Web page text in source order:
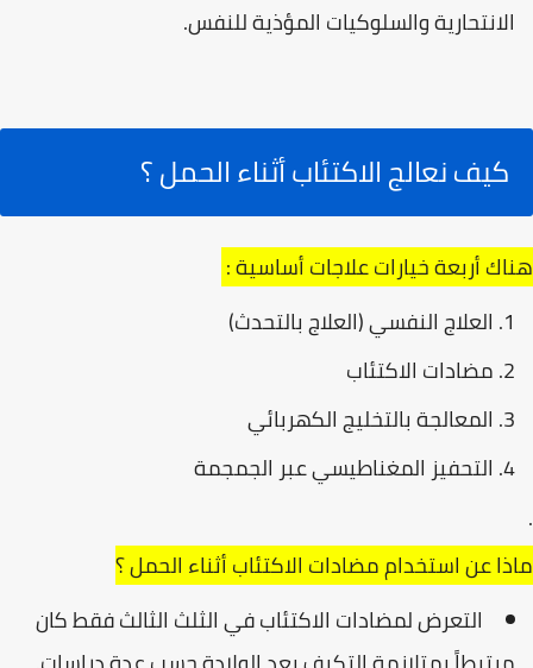
الانتحارية والسلوكيات المؤذية للنفس.
كيف نعالج الاكتئاب أثناء الحمل ؟
هناك أربعة خيارات علاجات أساسية :
العلاج النفسي (العلاج بالتحدث)
مضادات الاكتئاب
المعالجة بالتخليج الكهربائي
التحفيز المغناطيسي عبر الجمجمة
·
ماذا عن استخدام مضادات الاكتئاب أثناء الحمل ؟
التعرض لمضادات الاكتئاب في الثلث الثالث فقط كان